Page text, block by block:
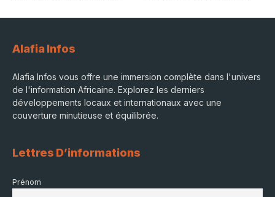
Alafia Infos
Alafia Infos vous offre une immersion complète dans l'univers
de l'information Africaine. Explorez les derniers
développements locaux et internationaux avec une
couverture minutieuse et équilibrée.
Lettres D’informations
Prénom